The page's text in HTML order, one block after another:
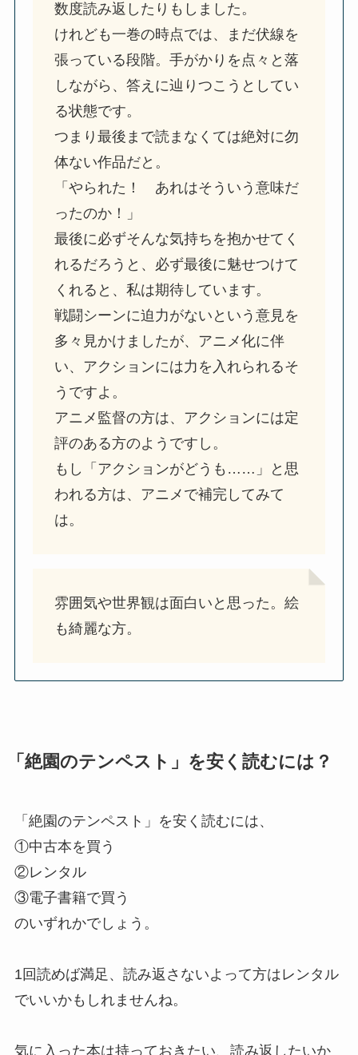
数度読み返したりもしました。
けれども一巻の時点では、まだ伏線を
張っている段階。手がかりを点々と落
しながら、答えに辿りつこうとしてい
る状態です。
つまり最後まで読まなくては絶対に勿
体ない作品だと。
「やられた！ あれはそういう意味だ
ったのか！」
最後に必ずそんな気持ちを抱かせてく
れるだろうと、必ず最後に魅せつけて
くれると、私は期待しています。
戦闘シーンに迫力がないという意見を
多々見かけましたが、アニメ化に伴
い、アクションには力を入れられるそ
うですよ。
アニメ監督の方は、アクションには定
評のある方のようですし。
もし「アクションがどうも……」と思
われる方は、アニメで補完してみて
は。
雰囲気や世界観は面白いと思った。絵
も綺麗な方。
「絶園のテンペスト」を安く読むには？
「絶園のテンペスト」を安く読むには、
①中古本を買う
②レンタル
③電子書籍で買う
のいずれかでしょう。
1回読めば満足、読み返さないよって方はレンタル
でいいかもしれませんね。
気に入った本は持っておきたい、読み返したいか